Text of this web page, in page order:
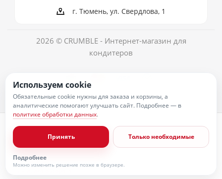
г. Тюмень, ул. Свердлова, 1
2026 © CRUMBLE - Интернет-магазин для
кондитеров
Согласие на обработку персональных данных
Публичная оферта
Пользовательское соглашение
Условия оплаты
Условия доставки
Политика возврата
Используем cookie
Обязательные cookie нужны для заказа и корзины, а
аналитические помогают улучшать сайт. Подробнее — в
политике обработки данных.
Принять Только необходимые
Подробнее
Можно изменить решение позже в браузере.